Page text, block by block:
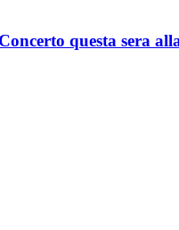
questa sera